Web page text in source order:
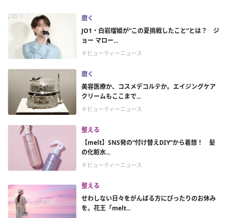
磨く
JO1・白岩瑠姫が“この夏挑戦したこと”とは？ ジ
ョー マロー...
＃ビューティーニュース
磨く
美容医療か、コスメデコルテか。エイジングケア
クリームもここまで...
＃ビューティーニュース
整える
【melt】SNS発の“付け替えDIY”から着想！ 髪
の化粧水...
＃ビューティーニュース
整える
せわしない日々をがんばる方にぴったりのお休み
を。花王「melt...